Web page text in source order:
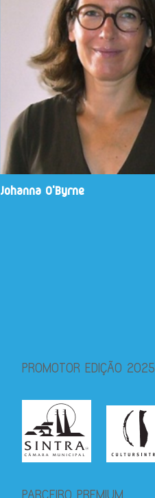
Johanna O'Byrne
PROMOTOR EDIÇÃO 2025